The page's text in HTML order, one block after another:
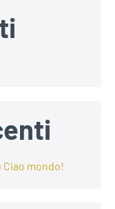
Ciao mondo!